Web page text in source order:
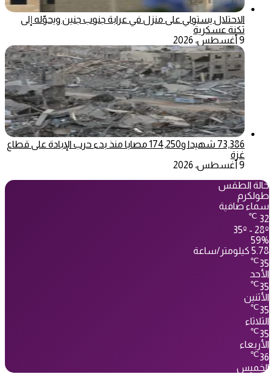
الاحتلال يستولي على منزل في عرابة جنوب جنين ويحوّله إلى
ثكنة عسكرية
9 أغسطس، 2026
73,386 شهيدا و174,250 مصابا منذ بدء حرب الإبادة على قطاع
غزة
9 أغسطس، 2026
حالة الطقس
طولكرم
سماء صافية
32
℃
35º - 28º
59%
5.78 كيلومتر/ساعة
35
℃
الأحد
35
℃
الأثنين
35
℃
الثلاثاء
35
℃
الأربعاء
36
℃
الخميس